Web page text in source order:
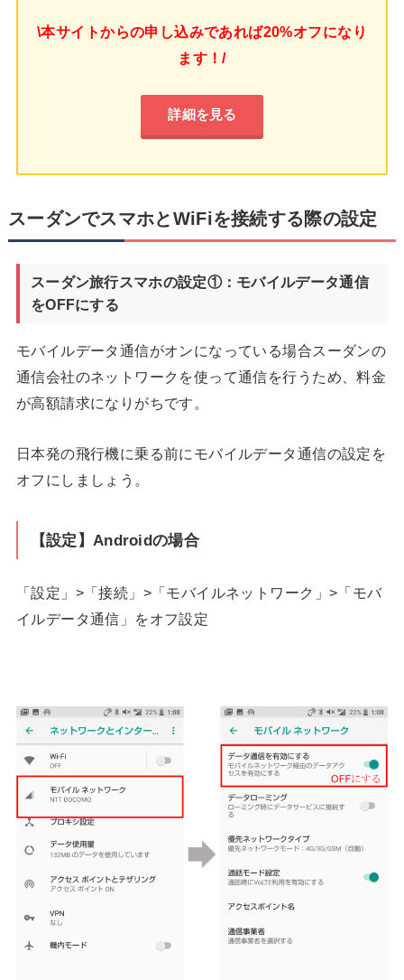
\本サイトからの申し込みであれば20%オフになり
ます！/
詳細を見る
スーダンでスマホとWiFiを接続する際の設定
スーダン旅行スマホの設定①：モバイルデータ通信
をOFFにする
モバイルデータ通信がオンになっている場合スーダンの
通信会社のネットワークを使って通信を行うため、料金
が高額請求になりがちです。
日本発の飛行機に乗る前にモバイルデータ通信の設定を
オフにしましょう。
【設定】Androidの場合
「設定」>「接続」>「モバイルネットワーク」>「モバ
イルデータ通信」をオフ設定